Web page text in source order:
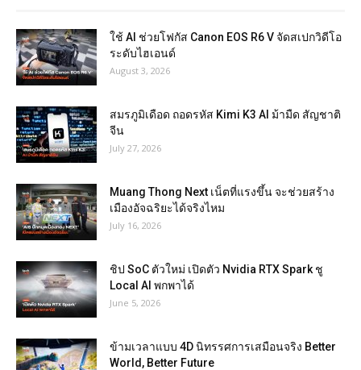
ใช้ AI ช่วยโฟกัส Canon EOS R6 V จัดสเปกวิดีโอ
ระดับไฮเอนด์
August 3, 2026
สมรภูมิเดือด ถอดรหัส Kimi K3 AI ม้ามืด สัญชาติ
จีน
July 27, 2026
Muang Thong Next เน็ตที่แรงขึ้น จะช่วยสร้าง
เมืองอัจฉริยะได้จริงไหม
July 16, 2026
ชิป SoC ตัวใหม่ เปิดตัว Nvidia RTX Spark ชู
Local AI พกพาได้
June 5, 2026
ข้ามเวลาแบบ 4D นิทรรศการเสมือนจริง Better
World, Better Future